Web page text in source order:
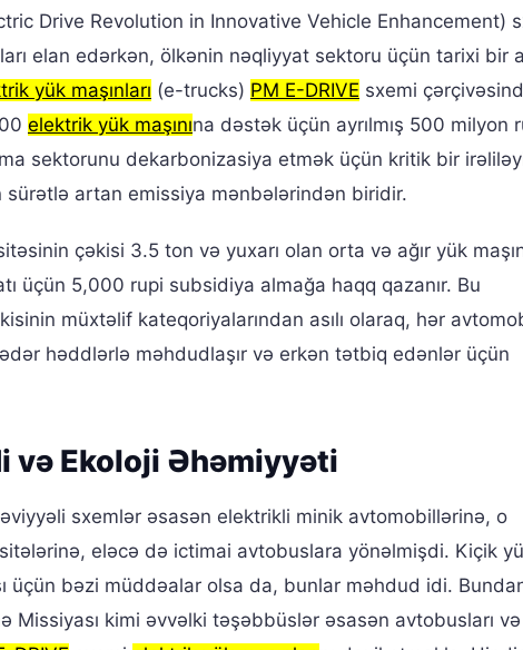
Drive Revolution in Innovative Vehicle Enhancement)
elan edərkən, ölkənin nəqliyyat sektoru üçün tarixi bir
yük maşınları (e-trucks) PM E-DRIVE sxemi
elektrik yük maşınına dəstək üçün ayrılmış 500 milyon
sektorunu dekarbonizasiya etmək üçün kritik bir
artan emissiya mənbələrindən biridir.
çəkisi 3.5 ton və yuxarı olan orta və ağır yük
üçün 5,000 rupi subsidiya almağa haqq qazanır. Bu
müxtəlif kateqoriyalarından asılı olaraq, hər
həddlərlə məhdudlaşır və erkən tətbiq edənlər üçün
və Ekoloji Əhəmiyyəti
sxemlər əsasən elektrikli minik avtomobillərinə, o
eləcə də ictimai avtobuslara yönəlmişdi. Kiçik
üçün bəzi müddəalar olsa da, bunlar məhdud idi.
Missiyası kimi əvvəlki təşəbbüslər əsasən avtobusları